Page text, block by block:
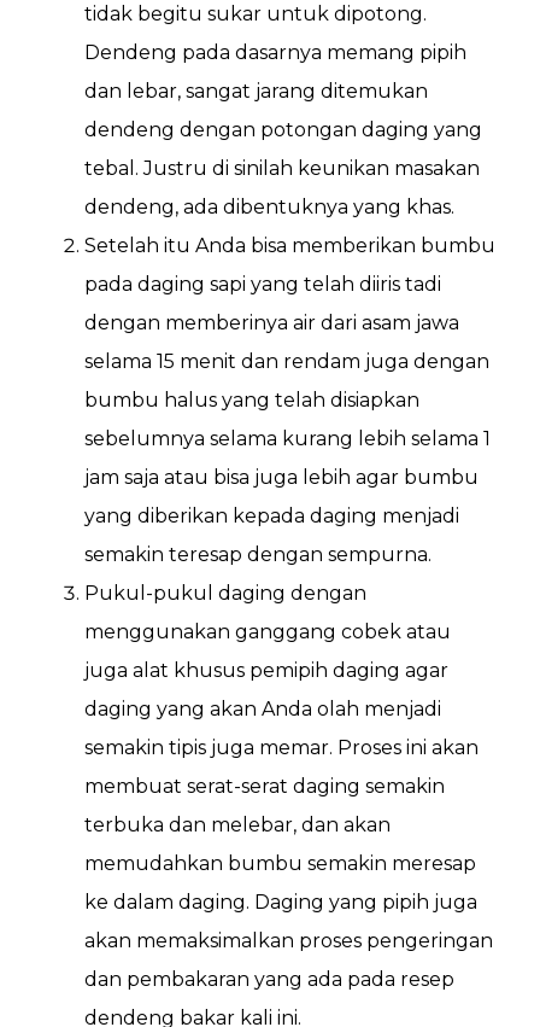
tidak begitu sukar untuk dipotong.
Dendeng pada dasarnya memang pipih
dan lebar, sangat jarang ditemukan
dendeng dengan potongan daging yang
tebal. Justru di sinilah keunikan masakan
dendeng, ada dibentuknya yang khas.
Setelah itu Anda bisa memberikan bumbu
pada daging sapi yang telah diiris tadi
dengan memberinya air dari asam jawa
selama 15 menit dan rendam juga dengan
bumbu halus yang telah disiapkan
sebelumnya selama kurang lebih selama 1
jam saja atau bisa juga lebih agar bumbu
yang diberikan kepada daging menjadi
semakin teresap dengan sempurna.
Pukul-pukul daging dengan
menggunakan ganggang cobek atau
juga alat khusus pemipih daging agar
daging yang akan Anda olah menjadi
semakin tipis juga memar. Proses ini akan
membuat serat-serat daging semakin
terbuka dan melebar, dan akan
memudahkan bumbu semakin meresap
ke dalam daging. Daging yang pipih juga
akan memaksimalkan proses pengeringan
dan pembakaran yang ada pada resep
dendeng bakar kali ini.